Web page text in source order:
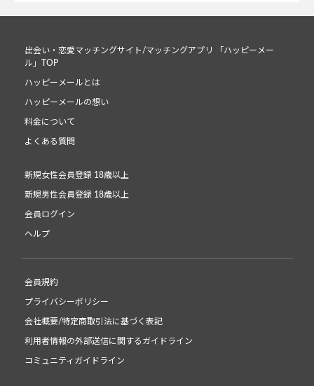
出会い・恋愛マッチングサイト/マッチングアプリ 「ハッピーメー
ル」TOP
ハッピーメールとは
ハッピーメールの想い
料金について
よくある質問
新規女性会員登録 18歳以上
新規男性会員登録 18歳以上
会員ログイン
ヘルプ
会員規約
プライバシーポリシー
会社概要/特定商取引法に基づく表記
利用者情報の外部送信に関するガイドライン
コミュニティガイドライン